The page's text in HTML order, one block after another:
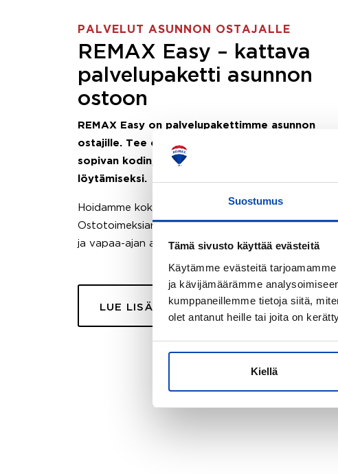
Suostumus
Tämä sivusto käyttää evästeitä
Käytämme evästeitä
ja kävijämäärämme
kumppaneillemme tietoja siitä,
olet antanut heille tai joita on
Kiellä
PALVELUT ASUNNON OSTAJALLE
REMAX Easy – kattava
palvelupaketti asunnon
ostoon
REMAX Easy on palvelupakettimme asunnon
ostajille. Tee ostotoimeksianto ja etsimme juuri
sopivan kodin, eikä sinun tarvitse nähdä vaivaa
löytämiseksi.
Hoidamme koko ostoprosessin puolestasi.
Ostotoimeksiantopalvelumme sopii myös
ja vapaa-ajan asuntojen ostoon.
LUE LISÄÄ